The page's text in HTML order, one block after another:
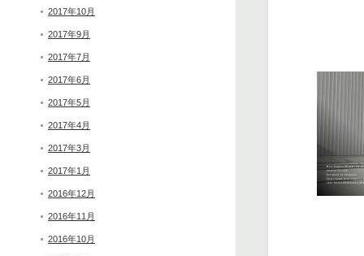
2017年10月
2017年9月
2017年7月
2017年6月
2017年5月
2017年4月
2017年3月
2017年1月
2016年12月
2016年11月
2016年10月